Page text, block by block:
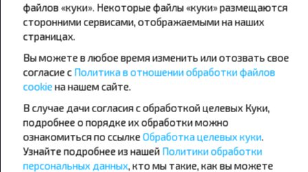
Популярные автобусные
направления
Орша - Могилёв
Минск - Несвиж
Минск - Могилёв
Минск - Пинск
Минск - Брест
Минск - Гомель
Минск - Бобруйск
Минск - Барановичи
Брест - Тересполь
Брест - Беловежская Пуща
Брест - Минск
Варшава - Минск
Санкт-Петербург - Минск
файлов «куки». Некоторые файлы «куки» размещаются
сторонними сервисами, отображаемыми на наших
страницах.
Вы можете в любое время изменить или отозвать свое
согласие сПолитика в отношении обработки файлов
cookieна нашем сайте.
В случае дачи согласия с обработкой целевых Куки,
подробнее о порядке их обработки можно
ознакомиться по ссылкеОбработка целевых куки.
Узнайте подробнее из нашей Политики обработки
персональных данных, кто мы такие, как вы можете